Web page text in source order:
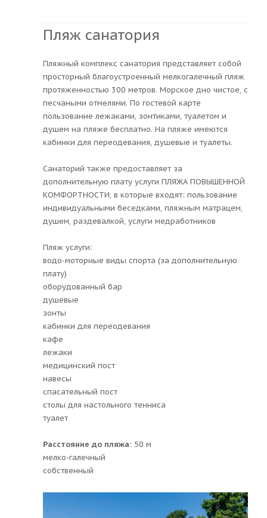
Пляж санатория
Пляжный комплекс санатория представляет собой
просторный благоустроенный мелкогалечный пляж
протяженностью 300 метров. Морское дно чистое, с
песчаными отмелями. По гостевой карте
пользование лежаками, зонтиками, туалетом и
душем на пляже бесплатно. На пляже имеются
кабинки для переодевания, душевые и туалеты.
Санаторий также предоставляет за
дополнительную плату услуги ПЛЯЖА ПОВЫШЕННОЙ
КОМФОРТНОСТИ, в которые входят: пользование
индивидуальными беседками, пляжным матрацем,
душем, раздевалкой, услуги медработников
Пляж услуги:
водо-моторные виды спорта (за дополнительную
плату)
оборудованный бар
душевые
зонты
кабинки для переодевания
кафе
лежаки
медицинский пост
навесы
спасательный пост
столы для настольного тенниса
туалет
Расстояние до пляжа: 50 м
мелко-галечный
собственный